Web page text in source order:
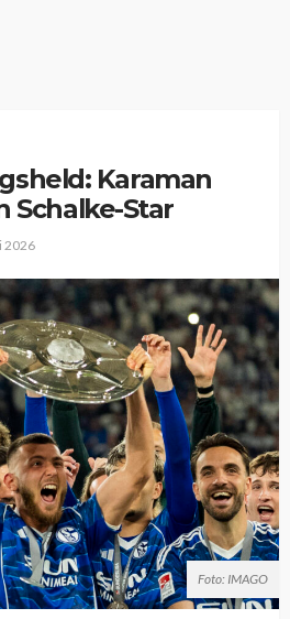
Karaman
Schalke-Star
2026
Foto: IMAGO